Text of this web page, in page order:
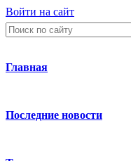
Войти на сайт
Главная
Последние новости